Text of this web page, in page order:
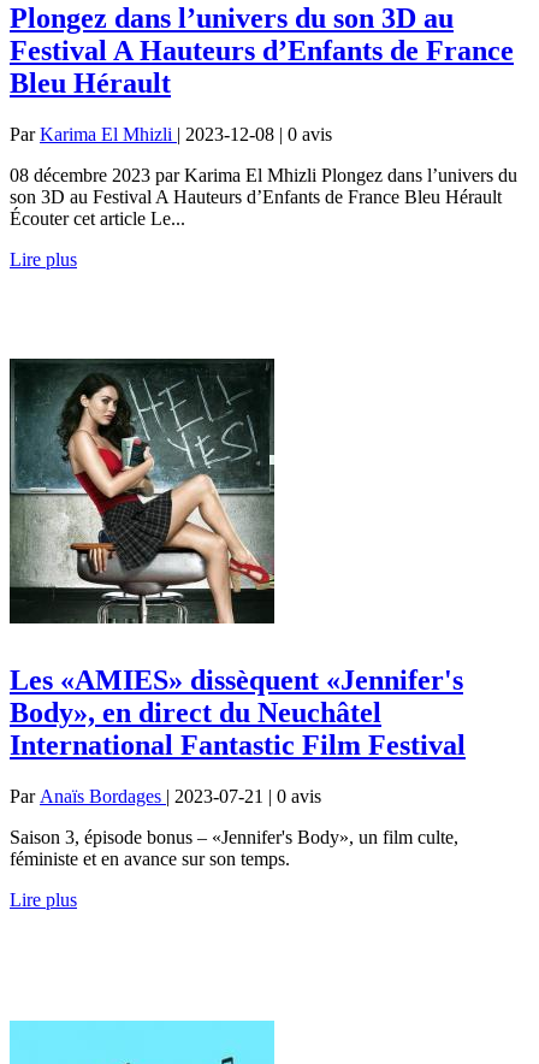
Plongez dans l’univers du son 3D au
Festival A Hauteurs d’Enfants de France
Bleu Hérault
ParKarima El Mhizli | 2023-12-08 | 0 avis
08 décembre 2023 par Karima El Mhizli Plongez dans l’univers du
son 3D au Festival A Hauteurs d’Enfants de France Bleu Hérault
Écouter cet article Le...
Lire plus
Les «AMIES» dissèquent «Jennifer's
Body», en direct du Neuchâtel
International Fantastic Film Festival
Par Anaïs Bordages | 2023-07-21 | 0 avis
Saison 3, épisode bonus – «Jennifer's Body», un film culte,
féministe et en avance sur son temps.
Lire plus